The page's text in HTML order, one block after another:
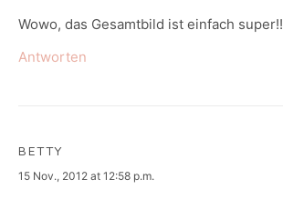
Wowo, das Gesamtbild ist einfach super!!
Antworten
BETTY
says:
15 Nov., 2012 at 12:58 p.m.